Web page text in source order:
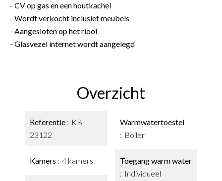
- CV op gas en een houtkachel
- Wordt verkocht inclusief meubels
- Aangesloten op het riool
- Glasvezel internet wordt aangelegd
Overzicht
Referentie
KB-
23122
Kamers 4 kamers
Warmwatertoestel
Boiler
Toegang warm water
Individueel